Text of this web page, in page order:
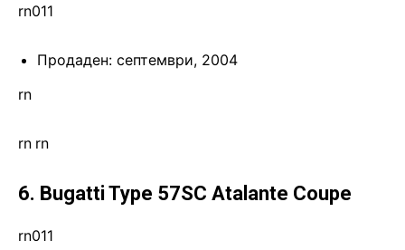
rn011
Продаден: септември, 2004
rn
rn rn
6. Bugatti Type 57SC Atalante Coupe
rn011